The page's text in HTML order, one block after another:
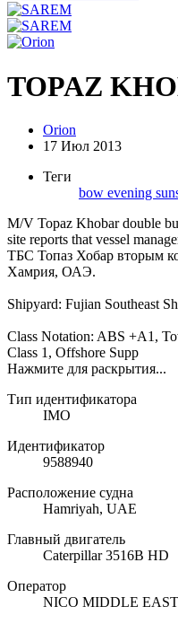
TOPAZ
Orion
17 Июл 2013
Теги
bow evening
M/V Topaz Khobar double
site reports that vessel
ТБС Топаз Хобар вторым
Хамрия, ОАЭ.
Shipyard: Fujian Southeast
Class Notation: ABS +A1,
Class 1, Offshore Supp
Нажмите для раскрытия...
Тип идентификатора
IMO
Идентификатор
9588940
Расположение судна
Hamriyah, UAE
Главный двигатель
Caterpillar 3516B HD
Оператор
NICO MIDDLE